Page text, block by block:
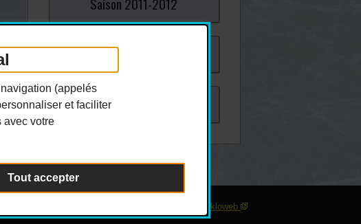
(appelés
et faciliter
avec votre
Tout accepter
Saison
Saison
Ekloweb